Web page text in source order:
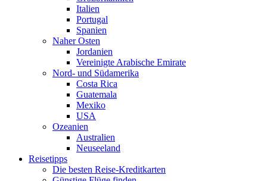
Italien
Portugal
Spanien
Naher Osten
Jordanien
Vereinigte Arabische Emirate
Nord- und Südamerika
Costa Rica
Guatemala
Mexiko
USA
Ozeanien
Australien
Neuseeland
Reisetipps
Die besten Reise-Kreditkarten